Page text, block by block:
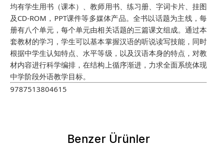
均有学生用书（课本）、教师用书、练习册、字词卡片、挂图
及CD-ROM，PPT课件等多媒体产品。全书以话题为主线，每
册有八个单元，每个单元由相关话题的三篇课文组成。通过本
套教材的学习，学生可以基本掌握汉语的听说读写技能，同时
根据中学生认知特点、水平等级，以及汉语本身的特点，对教
材内容进行科学编排，在结构上循序渐进，力求全面系统体现
中学阶段外语教学目标。
9787513804615
Benzer Ürünler